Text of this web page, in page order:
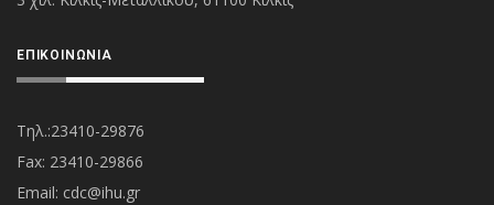
ΕΠΙΚΟΙΝΩΝΊΑ
Τηλ.:23410-29876
Fax: 23410-29866
Εmail: cdc@ihu.gr